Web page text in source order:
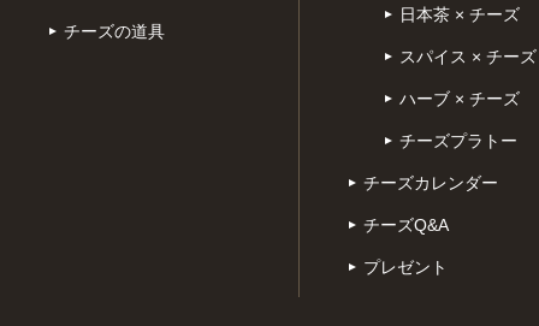
チーズの道具
日本茶 × チーズ
スパイス × チーズ
ハーブ × チーズ
チーズプラトー
チーズカレンダー
チーズQ&A
プレゼント